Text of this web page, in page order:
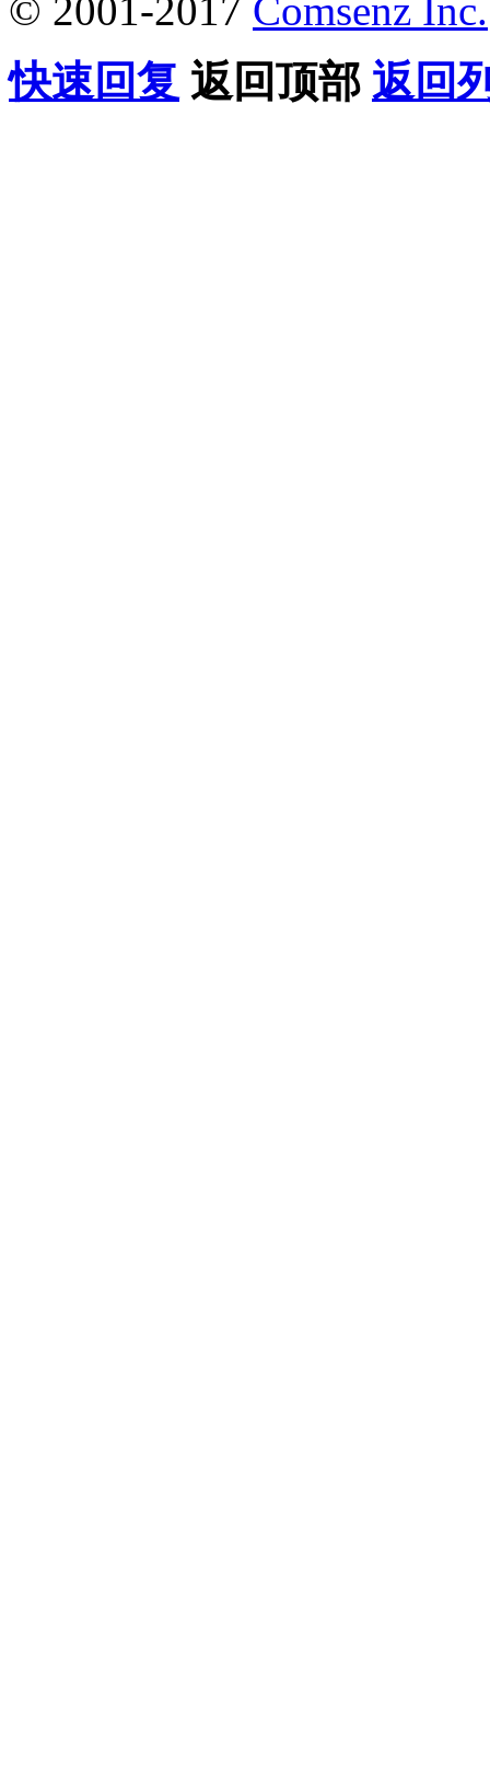
© 2001-2017 Comsenz Inc.
快速回复 返回顶部 返回